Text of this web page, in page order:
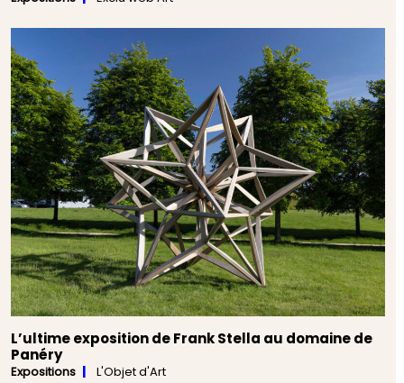
L’ultime exposition de Frank Stella au domaine de
Panéry
Expositions L'Objet d'Art